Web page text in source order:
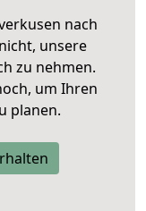
nach
unsere
zu nehmen.
um Ihren
planen.